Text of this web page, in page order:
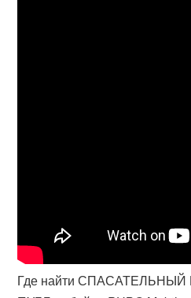
Где найти